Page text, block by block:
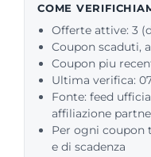
COME
Offerte attive: 3
Coupon scaduti,
Coupon piu
Ultima verifica:
Fonte: feed
affiliazione
Per ogni coupon
e di scadenza